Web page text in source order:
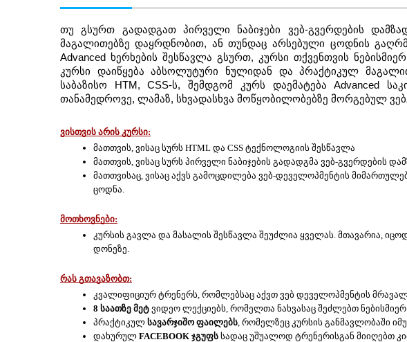
თუ გსურთ გადადგათ პირველი ნაბიჯები ვებ-გვერდების
მაგალითებზე დაყრდნობით, ან თუნდაც არსებული ცოდნის
Advanced ხერხების შესწავლა გსურთ, კურსი თქვენთვის
კურსი დაიწყება აბსოლუტური ნულიდან და პრაქტიკულ
საბაზისო HTM, CSS-ს, შემდგომ კურს დაემატება Advanced
თანამედროვე, ლამაზ, სხვადასხვა მოწყობილობებზე მორგებულ
ვისთვის არის კურსი:
მათთვის, ვისაც სურს HTML და CSS ტექნოლოგიის შესწავლა
მათთვის, ვისაც სურს პირველი ნაბიჯების გადადგმა ვებ-გვერდების
მათთვისაც, ვისაც აქვს გამოცდილება ვებ-დეველოპმენტის
ცოდნა.
მოთხოვნები:
კურსის გავლა და მასალის შესწავლა შეუძლია ყველას. მთავარია,
დონეზე.
რას გთავაზობთ:
კვალიფიციურ ტრენერს, რომლებსაც აქვთ ვებ დეველოპმენტის
8 საათზე მეტ ვიდეო ლექციებს, რომელთა ნახვასაც შეძლებთ
პრაქტიკულ სავარჯიშო ფაილებს , რომელზეც კურსის განმავლობაში
დახურულ FACEBOOK ჯგუფს